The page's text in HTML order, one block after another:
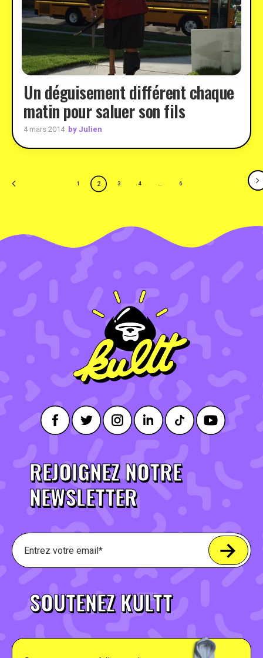
Un déguisement différent chaque
matin pour saluer son fils
4 mars 2014 by Julien
1 2 3 4 6
REJOIGNEZ NOTRE
NEWSLETTER
SOUTENEZ KULTT